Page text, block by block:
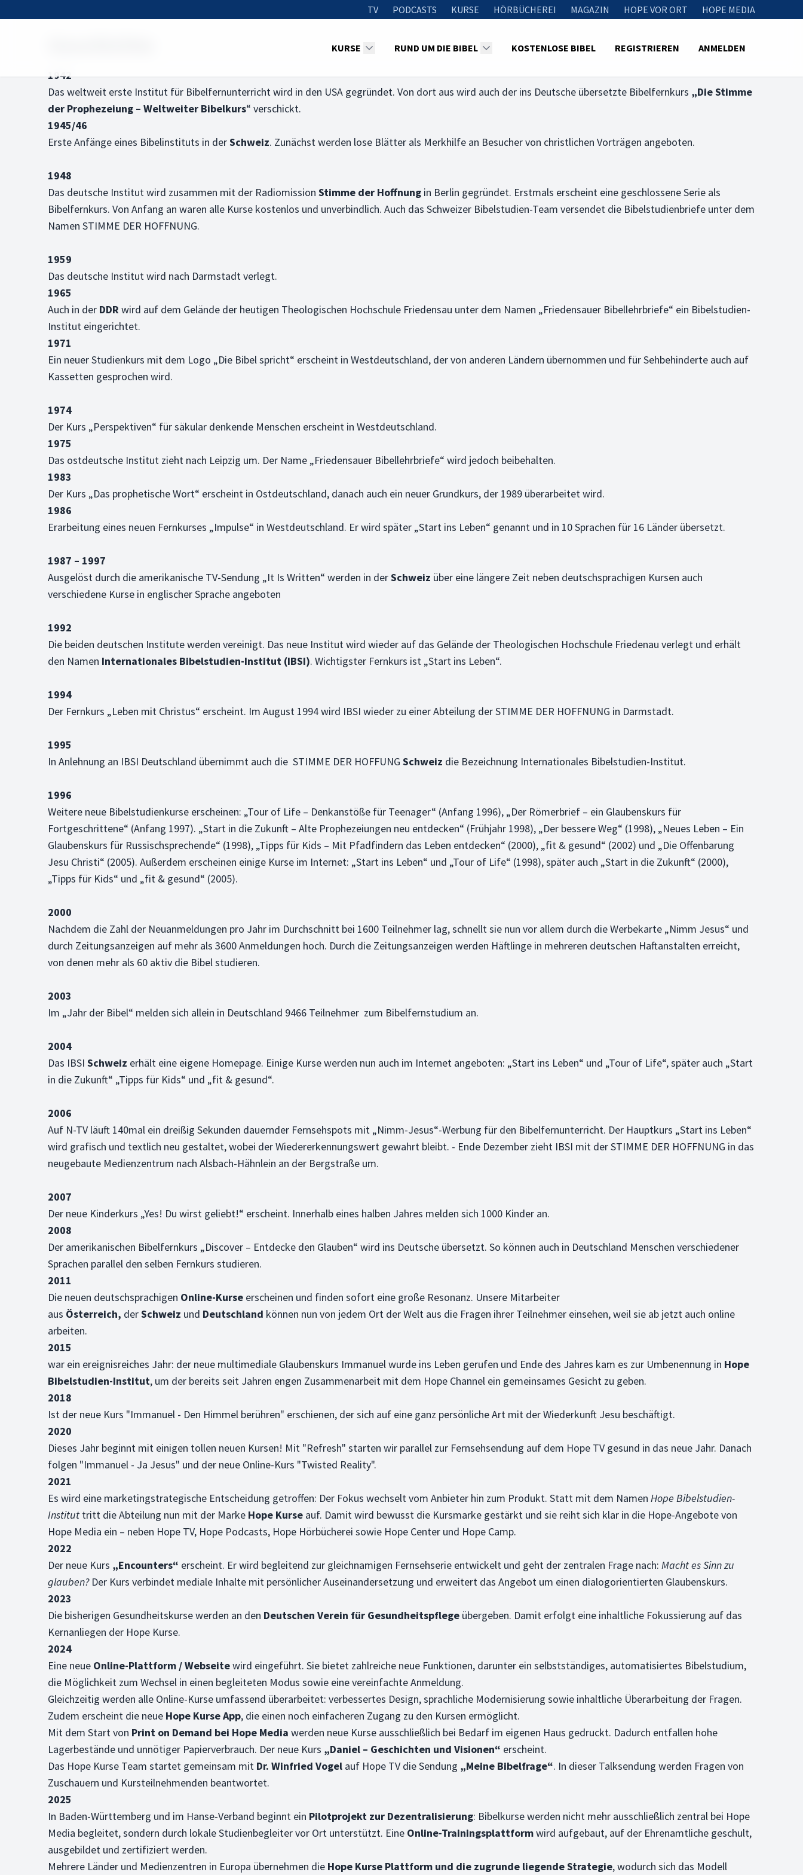
TV PODCASTS KURSE HÖRBÜCHEREI MAGAZIN HOPE VOR ORT HOPE MEDIA
KURSE RUND UM DIE BIBEL KOSTENLOSE BIBEL REGISTRIEREN ANMELDEN
1942
Das weltweit erste Institut für Bibelfernunterricht wird in den USA gegründet. Von dort aus wird auch der ins Deutsche übersetzte Bibelfernkurs „Die Stimme
der Prophezeiung – Weltweiter Bibelkurs“ verschickt.
1945/46
Erste Anfänge eines Bibelinstituts in derSchweiz. Zunächst werden lose Blätter als Merkhilfe an Besucher von christlichen Vorträgen angeboten.
1948
Das deutsche Institut wird zusammen mit der Radiomission Stimme der Hoffnung in Berlin gegründet. Erstmals erscheint eine geschlossene Serie als
Bibelfernkurs. Von Anfang an waren alle Kurse kostenlos und unverbindlich. Auch das Schweizer Bibelstudien-Team versendet die Bibelstudienbriefe unter dem
Namen STIMME DER HOFFNUNG.
1959
Das deutsche Institut wird nach Darmstadt verlegt.
1965
Auch in der DDR wird auf dem Gelände der heutigen Theologischen Hochschule Friedensau unter dem Namen „Friedensauer Bibellehrbriefe“ ein Bibelstudien-
Institut eingerichtet.
1971
Ein neuer Studienkurs mit dem Logo „Die Bibel spricht“ erscheint in Westdeutschland, der von anderen Ländern übernommen und für Sehbehinderte auch auf
Kassetten gesprochen wird.
1974
Der Kurs „Perspektiven“ für säkular denkende Menschen erscheint in Westdeutschland.
1975
Das ostdeutsche Institut zieht nach Leipzig um. Der Name „Friedensauer Bibellehrbriefe“ wird jedoch beibehalten.
1983
Der Kurs „Das prophetische Wort“ erscheint in Ostdeutschland, danach auch ein neuer Grundkurs, der 1989 überarbeitet wird.
1986
Erarbeitung eines neuen Fernkurses „Impulse“ in Westdeutschland. Er wird später „Start ins Leben“ genannt und in 10 Sprachen für 16 Länder übersetzt.
1987 – 1997
Ausgelöst durch die amerikanische TV-Sendung „It Is Written“ werden in derSchweiz über eine längere Zeit neben deutschsprachigen Kursen auch
verschiedene Kurse in englischer Sprache angeboten
1992
Die beiden deutschen Institute werden vereinigt. Das neue Institut wird wieder auf das Gelände der Theologischen Hochschule Friedenau verlegt und erhält
den Namen Internationales Bibelstudien-Institut (IBSI). Wichtigster Fernkurs ist „Start ins Leben“.
1994
Der Fernkurs „Leben mit Christus“ erscheint. Im August 1994 wird IBSI wieder zu einer Abteilung der STIMME DER HOFFNUNG in Darmstadt.
1995
In Anlehnung an IBSI Deutschland übernimmt auch die STIMME DER HOFFUNG Schweiz die Bezeichnung Internationales Bibelstudien-Institut.
1996
Weitere neue Bibelstudienkurse erscheinen: „Tour of Life – Denkanstöße für Teenager“ (Anfang 1996), „Der Römerbrief – ein Glaubenskurs für
Fortgeschrittene“ (Anfang 1997). „Start in die Zukunft – Alte Prophezeiungen neu entdecken“ (Frühjahr 1998), „Der bessere Weg“ (1998), „Neues Leben – Ein
Glaubenskurs für Russischsprechende“ (1998), „Tipps für Kids – Mit Pfadfindern das Leben entdecken“ (2000), „fit & gesund“ (2002) und „Die Offenbarung
Jesu Christi“ (2005). Außerdem erscheinen einige Kurse im Internet: „Start ins Leben“ und „Tour of Life“ (1998), später auch „Start in die Zukunft“ (2000),
„Tipps für Kids“ und „fit & gesund“ (2005).
2000
Nachdem die Zahl der Neuanmeldungen pro Jahr im Durchschnitt bei 1600 Teilnehmer lag, schnellt sie nun vor allem durch die Werbekarte „Nimm Jesus“ und
durch Zeitungsanzeigen auf mehr als 3600 Anmeldungen hoch. Durch die Zeitungsanzeigen werden Häftlinge in mehreren deutschen Haftanstalten erreicht,
von denen mehr als 60 aktiv die Bibel studieren.
2003
Im „Jahr der Bibel“ melden sich allein in Deutschland 9466 Teilnehmer zum Bibelfernstudium an.
2004
Das IBSI Schweiz erhält eine eigene Homepage. Einige Kurse werden nun auch im Internet angeboten: „Start ins Leben“ und „Tour of Life“, später auch „Start
in die Zukunft“ „Tipps für Kids“ und „fit & gesund“.
2006
Auf N-TV läuft 140mal ein dreißig Sekunden dauernder Fernsehspots mit „Nimm-Jesus“-Werbung für den Bibelfernunterricht. Der Hauptkurs „Start ins Leben“
wird grafisch und textlich neu gestaltet, wobei der Wiedererkennungswert gewahrt bleibt. - Ende Dezember zieht IBSI mit der STIMME DER HOFFNUNG in das
neugebaute Medienzentrum nach Alsbach-Hähnlein an der Bergstraße um.
2007
Der neue Kinderkurs „Yes! Du wirst geliebt!“ erscheint. Innerhalb eines halben Jahres melden sich 1000 Kinder an.
2008
Der amerikanischen Bibelfernkurs „Discover – Entdecke den Glauben“ wird ins Deutsche übersetzt. So können auch in Deutschland Menschen verschiedener
Sprachen parallel den selben Fernkurs studieren.
2011
Die neuen deutschsprachigen Online-Kurse erscheinen und finden sofort eine große Resonanz. Unsere Mitarbeiter
aus Österreich, derSchweiz und Deutschland können nun von jedem Ort der Welt aus die Fragen ihrer Teilnehmer einsehen, weil sie ab jetzt auch online
arbeiten.
2015
war ein ereignisreiches Jahr: der neue multimediale Glaubenskurs Immanuel wurde ins Leben gerufen und Ende des Jahres kam es zur Umbenennung in Hope
Bibelstudien-Institut, um der bereits seit Jahren engen Zusammenarbeit mit dem Hope Channel ein gemeinsames Gesicht zu geben.
2018
Ist der neue Kurs "Immanuel - Den Himmel berühren" erschienen, der sich auf eine ganz persönliche Art mit der Wiederkunft Jesu beschäftigt.
2020
Dieses Jahr beginnt mit einigen tollen neuen Kursen! Mit "Refresh" starten wir parallel zur Fernsehsendung auf dem Hope TV gesund in das neue Jahr. Danach
folgen "Immanuel - Ja Jesus" und der neue Online-Kurs "Twisted Reality".
2021
Es wird eine marketingstrategische Entscheidung getroffen: Der Fokus wechselt vom Anbieter hin zum Produkt. Statt mit dem Namen Hope Bibelstudien-
Institut tritt die Abteilung nun mit der Marke Hope Kurse auf. Damit wird bewusst die Kursmarke gestärkt und sie reiht sich klar in die Hope-Angebote von
Hope Media ein – neben Hope TV, Hope Podcasts, Hope Hörbücherei sowie Hope Center und Hope Camp.
2022
Der neue Kurs „Encounters“ erscheint. Er wird begleitend zur gleichnamigen Fernsehserie entwickelt und geht der zentralen Frage nach: Macht es Sinn zu
glauben?Der Kurs verbindet mediale Inhalte mit persönlicher Auseinandersetzung und erweitert das Angebot um einen dialogorientierten Glaubenskurs.
2023
Die bisherigen Gesundheitskurse werden an den Deutschen Verein für Gesundheitspflege übergeben. Damit erfolgt eine inhaltliche Fokussierung auf das
Kernanliegen der Hope Kurse.
2024
Eine neue Online-Plattform / Webseitewird eingeführt. Sie bietet zahlreiche neue Funktionen, darunter ein selbstständiges, automatisiertes Bibelstudium,
die Möglichkeit zum Wechsel in einen begleiteten Modus sowie eine vereinfachte Anmeldung.
Gleichzeitig werden alle Online-Kurse umfassend überarbeitet: verbessertes Design, sprachliche Modernisierung sowie inhaltliche Überarbeitung der Fragen.
Zudem erscheint die neue Hope Kurse App, die einen noch einfacheren Zugang zu den Kursen ermöglicht.
Mit dem Start von Print on Demand bei Hope Media werden neue Kurse ausschließlich bei Bedarf im eigenen Haus gedruckt. Dadurch entfallen hohe
Lagerbestände und unnötiger Papierverbrauch. Der neue Kurs „Daniel – Geschichten und Visionen“ erscheint.
Das Hope Kurse Team startet gemeinsam mit Dr. Winfried Vogel auf Hope TV die Sendung „Meine Bibelfrage“. In dieser Talksendung werden Fragen von
Zuschauern und Kursteilnehmenden beantwortet.
2025
In Baden-Württemberg und im Hanse-Verband beginnt ein Pilotprojekt zur Dezentralisierung: Bibelkurse werden nicht mehr ausschließlich zentral bei Hope
Media begleitet, sondern durch lokale Studienbegleiter vor Ort unterstützt. Eine Online-Trainingsplattformwird aufgebaut, auf der Ehrenamtliche geschult,
ausgebildet und zertifiziert werden.
Mehrere Länder und Medienzentren in Europa übernehmen die Hope Kurse Plattform und die zugrunde liegende Strategie, wodurch sich das Modell